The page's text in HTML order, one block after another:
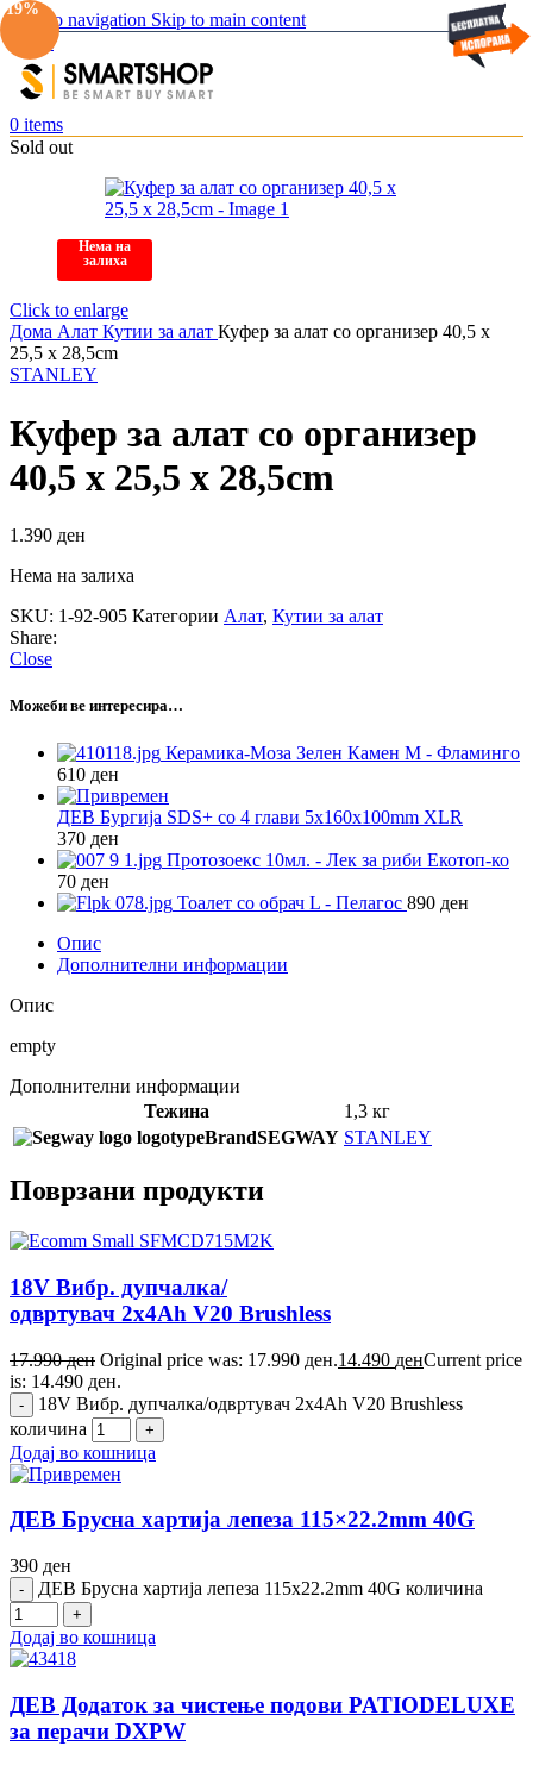
Skip to navigation Skip to main content
0 items
Sold out
Нема на
залиха
Click to enlarge
Дома Алат Кутии за алат Куфер за алат со организер 40,5 x
25,5 x 28,5cm
STANLEY
Куфер за алат со организер
40,5 x 25,5 x 28,5cm
1.390 ден
Нема на залиха
SKU: 1-92-905 Категории Алат, Кутии за алат
Share:
Close
Можеби ве интересира…
Керамика-Моза Зелен Камен M - Фламинго
610 ден
ДЕВ Бургија SDS+ со 4 глави 5x160x100mm XLR
370 ден
Протозоекс 10мл. - Лек за риби Екотоп-ко
70 ден
Тоалет со обрач L - Пелагос 890 ден
Опис
Дополнителни информации
Опис
empty
Дополнителни информации
Тежина
1,3 кг
BrandSEGWAY STANLEY
Поврзани продукти
-19%
18V Вибр. дупчалка/
одвртувач 2x4Ah V20 Brushless
17.990ден Original price was: 17.990 ден.14.490 денCurrent price
is: 14.490 ден.
18V Вибр. дупчалка/одвртувач 2x4Ah V20 Brushless
количина
Додај во кошница
ДЕВ Брусна хартија лепеза 115×22.2mm 40G
390 ден
ДЕВ Брусна хартија лепеза 115x22.2mm 40G количина
Додај во кошница
ДЕВ Додаток за чистење подови PATIODELUXE
за перачи DXPW